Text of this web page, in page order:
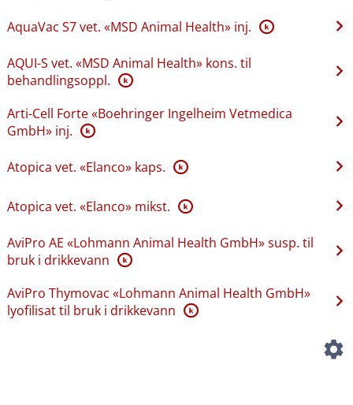
AquaVac S7 vet. «MSD Animal Health» inj. K
AQUI-S vet. «MSD Animal Health» kons. til
behandlingsoppl. K
Arti-Cell Forte «Boehringer Ingelheim Vetmedica
GmbH» inj. K
Atopica vet. «Elanco» kaps. K
Atopica vet. «Elanco» mikst. K
AviPro AE «Lohmann Animal Health GmbH» susp. til
bruk i drikkevann K
AviPro Thymovac «Lohmann Animal Health GmbH»
lyofilisat til bruk i drikkevann K